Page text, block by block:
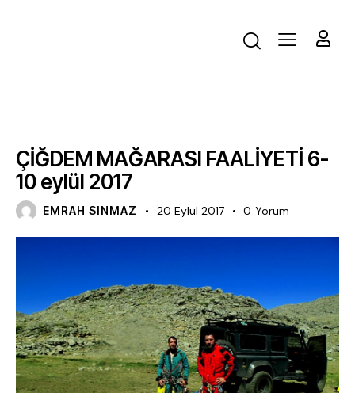
ÇİĞDEM MAĞARASI FAALİYETİ 6-
10 eylül 2017
EMRAH SINMAZ 20 Eylül 2017 0 Yorum